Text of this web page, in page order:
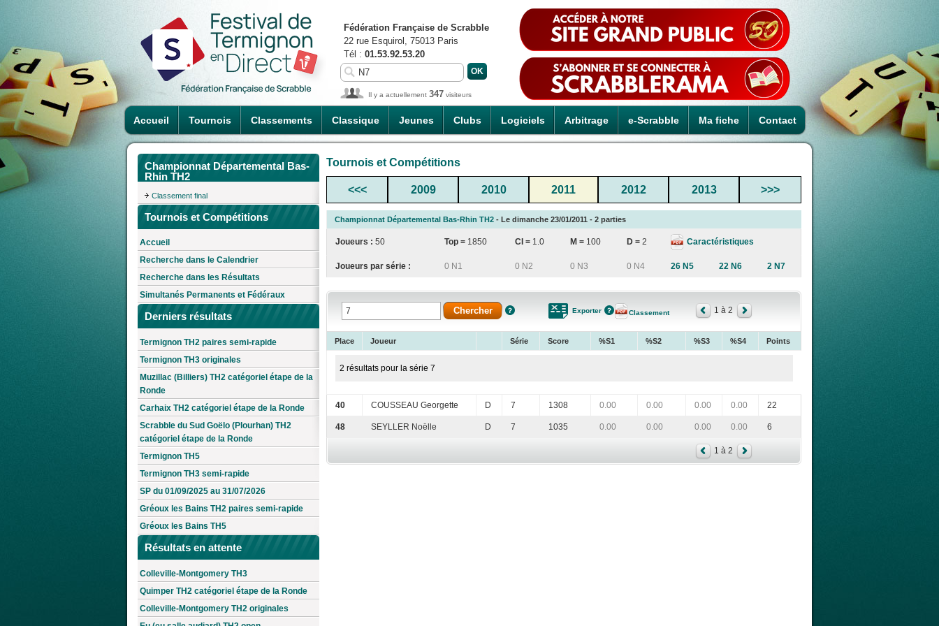
Accueil Tournois Classements Classique Jeunes Clubs Logiciels Arbitrage e-Scrabble Ma fiche Contact
Fédération Française de Scrabble
22 rue Esquirol, 75013 Paris
Tél : 01.53.92.53.20
Il y a actuellement 347 visiteurs
Championnat Départemental Bas-
Rhin TH2
Classement final
Tournois et Compétitions
Accueil
Recherche dans le Calendrier
Recherche dans les Résultats
Simultanés Permanents et Fédéraux
Derniers résultats
Termignon TH2 paires semi-rapide
Termignon TH3 originales
Muzillac (Billiers) TH2 catégoriel étape de la
Ronde
Carhaix TH2 catégoriel étape de la Ronde
Scrabble du Sud Goëlo (Plourhan) TH2
catégoriel étape de la Ronde
Termignon TH5
Termignon TH3 semi-rapide
SP du 01/09/2025 au 31/07/2026
Gréoux les Bains TH2 paires semi-rapide
Gréoux les Bains TH5
Résultats en attente
Colleville-Montgomery TH3
Quimper TH2 catégoriel étape de la Ronde
Colleville-Montgomery TH2 originales
Tournois et Compétitions
<<< 2009 2010 2011 2012 2013 >>>
Championnat Départemental Bas-Rhin TH2 - Le dimanche 23/01/2011 - 2 parties
Joueurs : 50 Top = 1850 CI = 1.0 M = 100 D = 2 Caractéristiques
Joueurs par série : 0 N1 0 N2 0 N3 0 N4 26 N5 22 N6 2 N7
Exporter Classement 1 à 2
Place Joueur Série Score %S1 %S2 %S3 %S4 Points
2 résultats pour la série 7
40 COUSSEAU Georgette D 7 1308 0.00 0.00 0.00 0.00 22
48 SEYLLER Noëlle D 7 1035 0.00 0.00 0.00 0.00 6
1 à 2